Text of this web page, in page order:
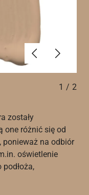
Poprzednie
Dalej
1 / 2
zostały
one różnić się od
na odbiór
oświetlenie